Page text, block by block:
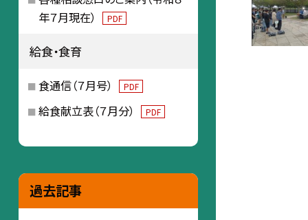
年７月現在）
PDF
給食・食育
食通信（７月号） PDF
給食献立表（７月分） PDF
過去記事